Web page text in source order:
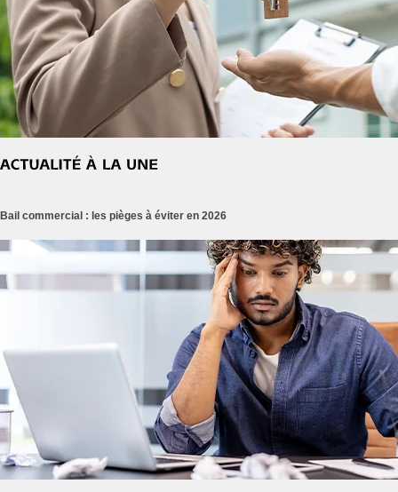
Bail commercial : les pièges à éviter en 2026